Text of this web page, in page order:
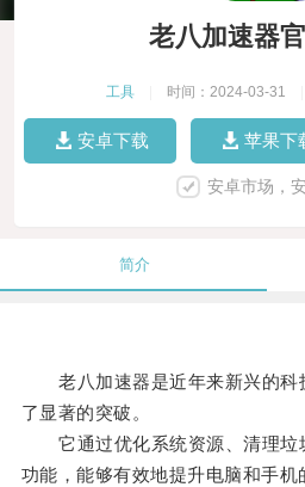
老八加速器
工具 时间：2024-03-31
安卓下载 苹果下
安卓市场，
简介
老八加速器是近年来新兴的科
了显著的突破。
它通过优化系统资源、清理垃
功能，能够有效地提升电脑和手机